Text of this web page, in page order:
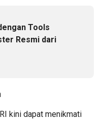
Tools
Resmi dari
kini dapat menikmati